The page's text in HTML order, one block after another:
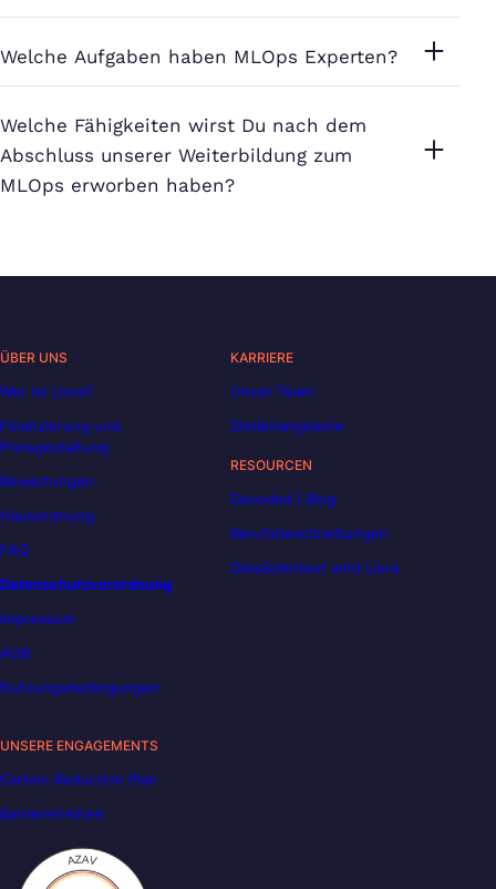
Welche Aufgaben haben MLOps Experten?
Welche Fähigkeiten wirst Du nach dem
Abschluss unserer Weiterbildung zum
MLOps erworben haben?
ÜBER UNS
Wer ist Liora?
Finanzierung und
Preisgestaltung
Bewertungen
Hausordnung
FAQ
Datenschutzverordnung
Impressum
AGB
Nutzungsbedingungen
KARRIERE
Unser Team
Stellenangebote
RESOURCEN
Decoded | Blog
Berufsbeschreibungen
DataScientest wird Liora
UNSERE ENGAGEMENTS
Carbon Reduction Plan
Barrierefreiheit